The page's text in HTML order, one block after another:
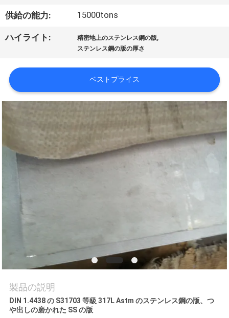
場
旅
品
質
理
私
絡
し
な
供給の能力: 15000tons
ハイライト: 精密地上のステンレス鋼の版,
ステンレス鋼の版の厚さ
ベストプライス
製品の説明
DIN 1.4438 の S31703 等級 317L Astm のステンレス鋼の版、つ
や出しの磨かれた SS の版